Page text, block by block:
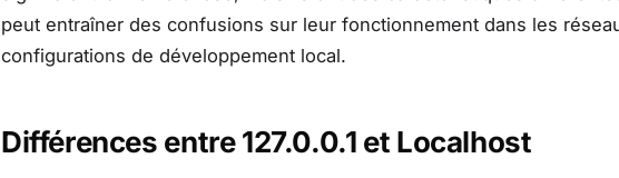
peut entraîner des confusions sur leur fonctionnement dans les
configurations de développement local.
Différences entre 127.0.0.1 et Localhost